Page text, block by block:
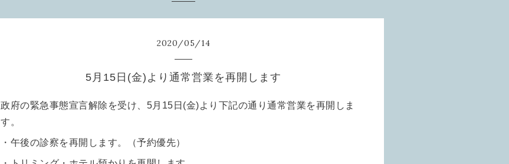
2020/05/14
5月15日(金)より通常営業を再開します
政府の緊急事態宣言解除を受け、5月15日(金)より下記の通り通常営業を再開しま
す。
・午後の診察を再開します。（予約優先）